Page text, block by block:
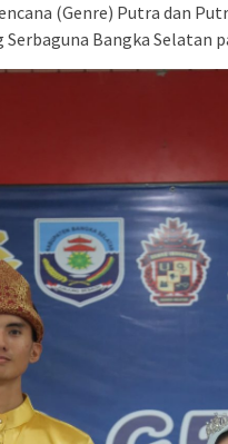
(Genre) Putra dan
Bangka Selatan